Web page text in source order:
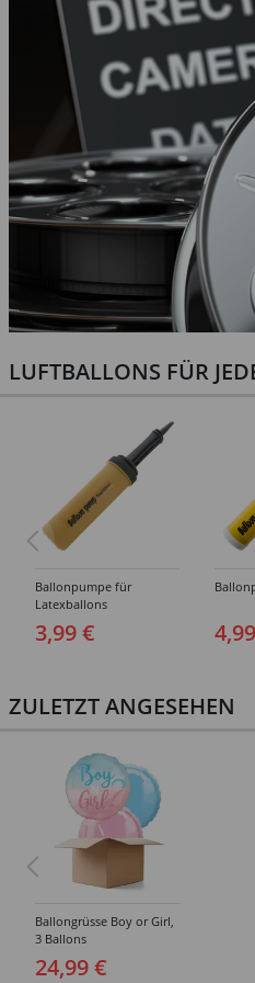
LUFTBALLONS FÜR
Ballonpumpe für
Latexballons
3,99 €
ZULETZT ANGESEHEN
Ballongrüsse Boy or Girl,
3 Ballons
24,99 €